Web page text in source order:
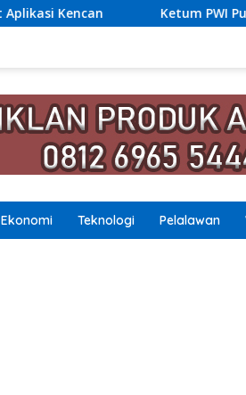
Ketum PWI Pusat Akhmad Munir
Ekonomi Teknologi Pelalawan